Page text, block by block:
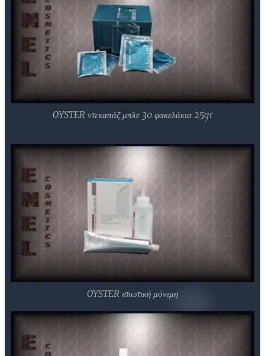
OYSTER ντεκαπάζ μπλε 30 φακελάκια 25gr
OYSTER ισιωτική μόνιμη